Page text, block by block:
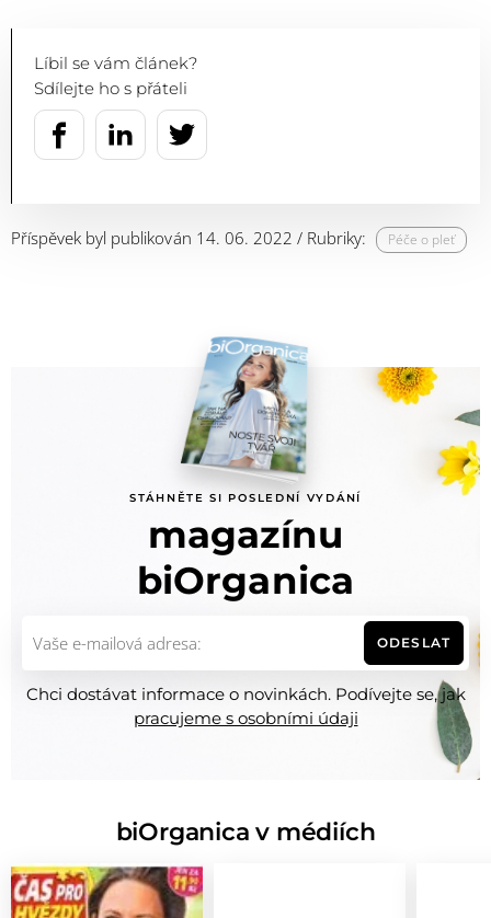
Líbil se vám článek?
Sdílejte ho s přáteli
Příspěvek byl publikován 14. 06. 2022 / Rubriky: Péče o pleť
STÁHNĚTE SI POSLEDNÍ VYDÁNÍ
magazínu
biOrganica
ODESLAT
Chci dostávat informace o novinkách. Podívejte se, jak
pracujeme s osobními údaji
biOrganica v médiích